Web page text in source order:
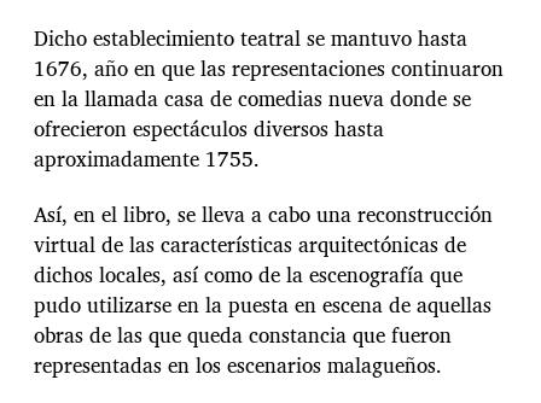
Dicho establecimiento teatral se mantuvo hasta
1676, año en que las representaciones continuaron
en la llamada casa de comedias nueva donde se
ofrecieron espectáculos diversos hasta
aproximadamente 1755.
Así, en el libro, se lleva a cabo una reconstrucción
virtual de las características arquitectónicas de
dichos locales, así como de la escenografía que
pudo utilizarse en la puesta en escena de aquellas
obras de las que queda constancia que fueron
representadas en los escenarios malagueños.